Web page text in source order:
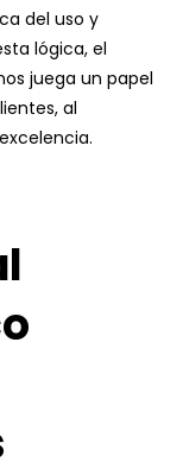
del uso y
lógica, el
juega un papel
al